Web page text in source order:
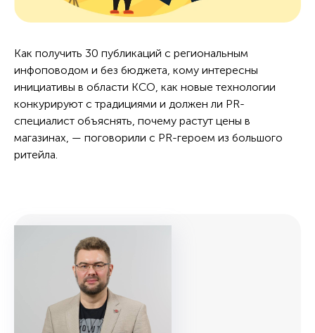
Как получить 30 публикаций с региональным
инфоповодом и без бюджета, кому интересны
инициативы в области КСО, как новые технологии
конкурируют с традициями и должен ли PR-
специалист объяснять, почему растут цены в
магазинах, — поговорили с PR-героем из большого
ритейла.